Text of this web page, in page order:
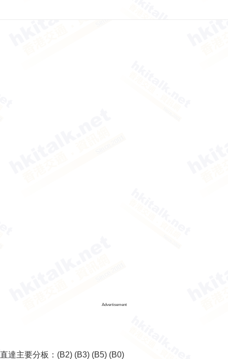
Advertisement
直達主要分板： (B2) (B3) (B5) (B0)